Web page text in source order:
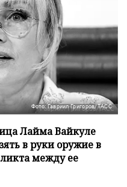
Фото: Гавриил Григоров/ТАСС
Лайма Вайкуле
в руки оружие в
между ее